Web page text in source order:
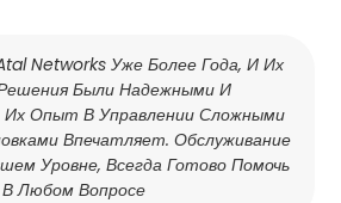
Networks Уже Более Года, И Их
Были Надежными И
Опыт В Управлении Сложными
Впечатляет. Обслуживание
Уровне, Всегда Готово Помочь
В Любом Вопросе